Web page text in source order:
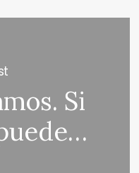
Si